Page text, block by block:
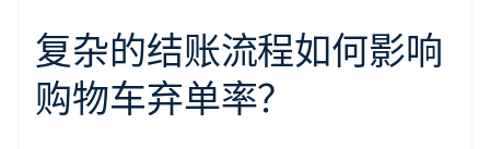
复杂的结账流程如何影响
购物车弃单率？